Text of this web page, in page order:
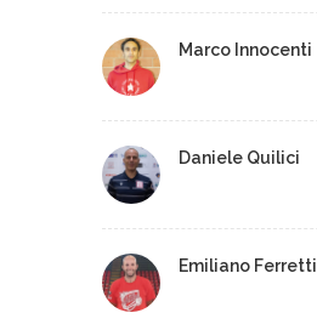
Marco Innocenti
Daniele Quilici
Emiliano Ferretti